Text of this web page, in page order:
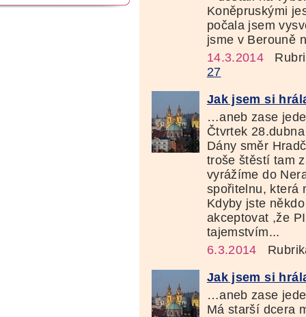
Koněpruskými
počala jsem
jsme v Berouně
14.3.2014
27
Jak jsem si
…aneb zase
Čtvrtek
Dány směr
troše štěstí tam
vyrážíme do
spořitelnu, která
Kdyby jste
akceptovat ,že
tajemstvím...
6.3.2014
Jak jsem si
…aneb zase
Má starší dcera